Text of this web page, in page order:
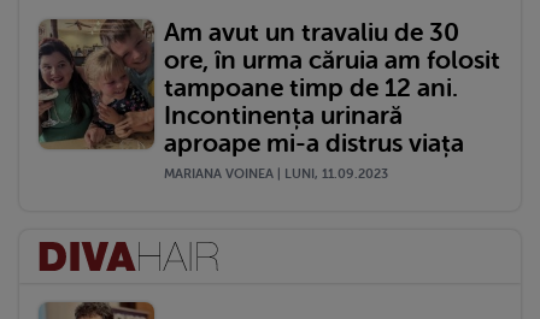
Am avut un travaliu de 30
ore, în urma căruia am folosit
tampoane timp de 12 ani.
Incontinența urinară
aproape mi-a distrus viața
MARIANA VOINEA | LUNI, 11.09.2023